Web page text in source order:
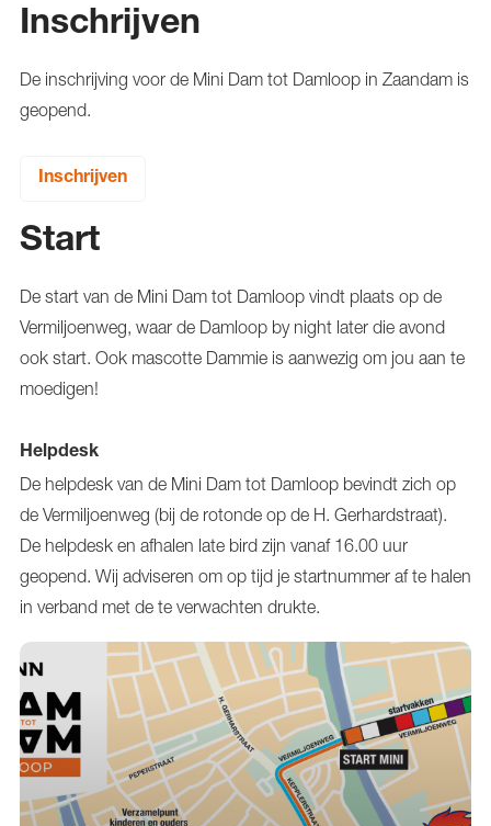
Inschrijven
De inschrijving voor de Mini Dam tot Damloop in Zaandam is
geopend.
Inschrijven
Start
De start van de Mini Dam tot Damloop vindt plaats op de
Vermiljoenweg, waar de Damloop by night later die avond
ook start. Ook mascotte Dammie is aanwezig om jou aan te
moedigen!
Helpdesk
De helpdesk van de Mini Dam tot Damloop bevindt zich op
de Vermiljoenweg (bij de rotonde op de H. Gerhardstraat).
De helpdesk en afhalen late bird zijn vanaf 16.00 uur
geopend. Wij adviseren om op tijd je startnummer af te halen
in verband met de te verwachten drukte.